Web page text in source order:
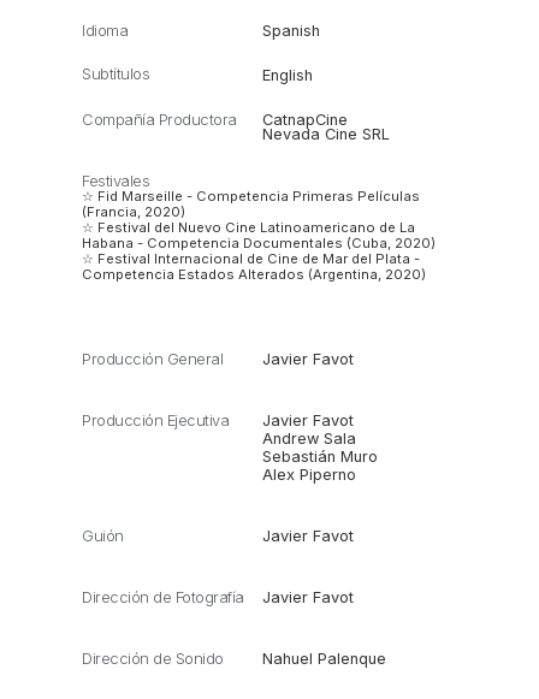
Idioma Spanish
Subtítulos English
Compañía Productora
CatnapCine
Nevada Cine SRL
Festivales
☆ Fid Marseille - Competencia Primeras Películas
(Francia, 2020)
☆ Festival del Nuevo Cine Latinoamericano de La
Habana - Competencia Documentales (Cuba, 2020)
☆ Festival Internacional de Cine de Mar del Plata -
Competencia Estados Alterados (Argentina, 2020)
Producción General Javier Favot
Producción Ejecutiva
Javier Favot
Andrew Sala
Sebastián Muro
Alex Piperno
Guión Javier Favot
Dirección de Fotografía Javier Favot
Dirección de Sonido Nahuel Palenque